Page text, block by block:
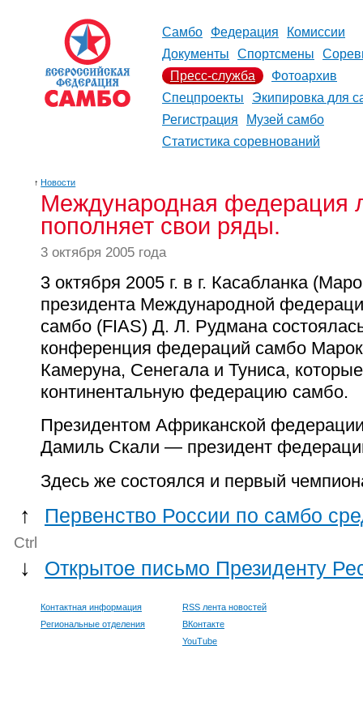
Самбо Федерация
Комиссии
Документы
Спортсмены
Пресс-служба
Фотоархив
Спецпроекты
Экипировка для
Регистрация
Музей самбо
Статистика соревнований
↑ Новости
Международная федерация
пополняет свои ряды.
3 октября 2005 года
3 октября 2005 г. в г. Касабланка
президента Международной
самбо (FIAS) Д. Л. Рудмана
конференция федераций самбо
Камеруна, Сенегала и Туниса,
континентальную федерацию самбо.
Президентом Африканской
Дамиль Скали — президент
Здесь же состоялся и первый
↑ Первенство России по самбо
Ctrl
↓ Открытое письмо Президенту
Контактная информация
Региональные отделения
RSS лента новостей
ВКонтакте
YouTube